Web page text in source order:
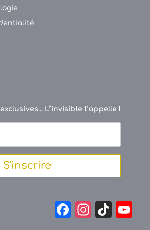
L’invisible t’appelle !
S'inscrire
F
In Ti